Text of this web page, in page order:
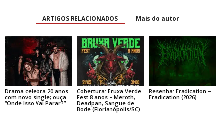
ARTIGOS RELACIONADOS Mais do autor
Drama celebra 20 anos
com novo single; ouça
“Onde Isso Vai Parar?”
Cobertura: Bruxa Verde
Fest 8 anos – Meroth,
Deadpan, Sangue de
Bode (Florianópolis/SC)
Resenha: Eradication –
Eradication (2026)